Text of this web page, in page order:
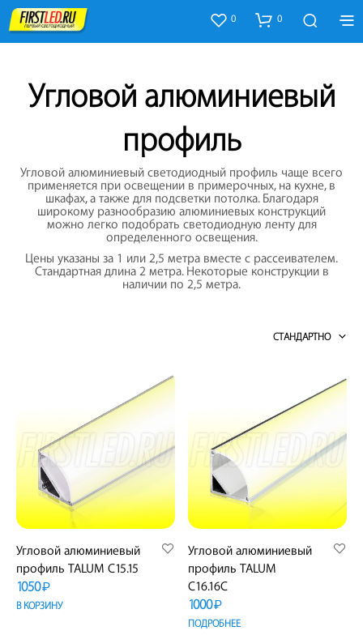
0 0
Угловой алюминиевый
профиль
Угловой алюминиевый светодиодный профиль чаще всего
применяется при освещении в примерочных, на кухне, в
шкафах, а также для подсветки потолка. Благодаря
широкому разнообразию алюминиевых конструкций
можно легко подобрать светодиодную ленту для
определенного освещения.
Цены указаны за 1 или 2,5 метра вместе с рассеивателем.
Стандартная длина 2 метра. Некоторые конструкции в
наличии по 2,5 метра.
СТАНДАРТНО
Угловой алюминиевый
профиль TALUM C15.15
1050₽
В КОРЗИНУ
Угловой алюминиевый
профиль TALUM
C16.16C
1000₽
ПОДРОБНЕЕ